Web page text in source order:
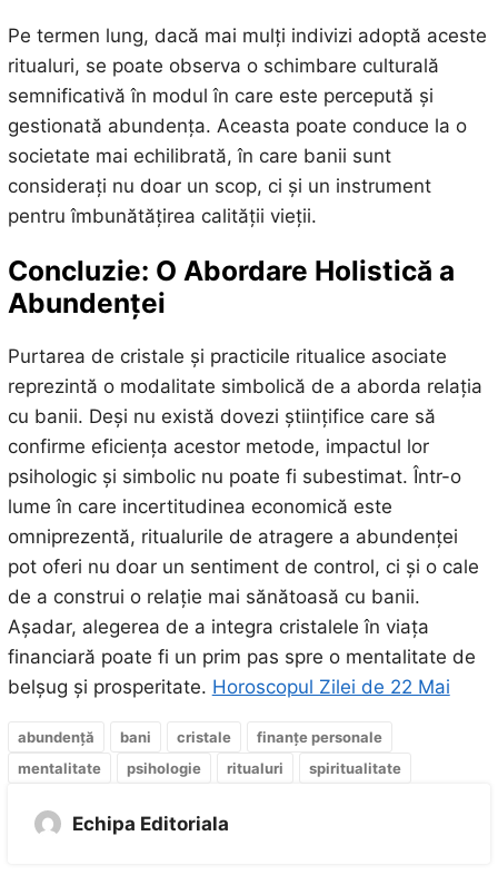
Pe termen lung, dacă mai mulți indivizi adoptă aceste
ritualuri, se poate observa o schimbare culturală
semnificativă în modul în care este percepută și
gestionată abundența. Aceasta poate conduce la o
societate mai echilibrată, în care banii sunt
considerați nu doar un scop, ci și un instrument
pentru îmbunătățirea calității vieții.
Concluzie: O Abordare Holistică a
Abundenței
Purtarea de cristale și practicile ritualice asociate
reprezintă o modalitate simbolică de a aborda relația
cu banii. Deși nu există dovezi științifice care să
confirme eficiența acestor metode, impactul lor
psihologic și simbolic nu poate fi subestimat. Într-o
lume în care incertitudinea economică este
omniprezentă, ritualurile de atragere a abundenței
pot oferi nu doar un sentiment de control, ci și o cale
de a construi o relație mai sănătoasă cu banii.
Așadar, alegerea de a integra cristalele în viața
financiară poate fi un prim pas spre o mentalitate de
belșug și prosperitate. Horoscopul Zilei de 22 Mai
abundență bani cristale
finanțe personale
mentalitate
psihologie ritualuri spiritualitate
Echipa Editoriala